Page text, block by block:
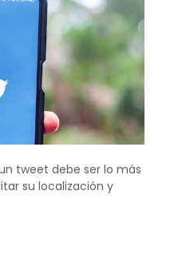
tweet debe ser lo más
su localización y